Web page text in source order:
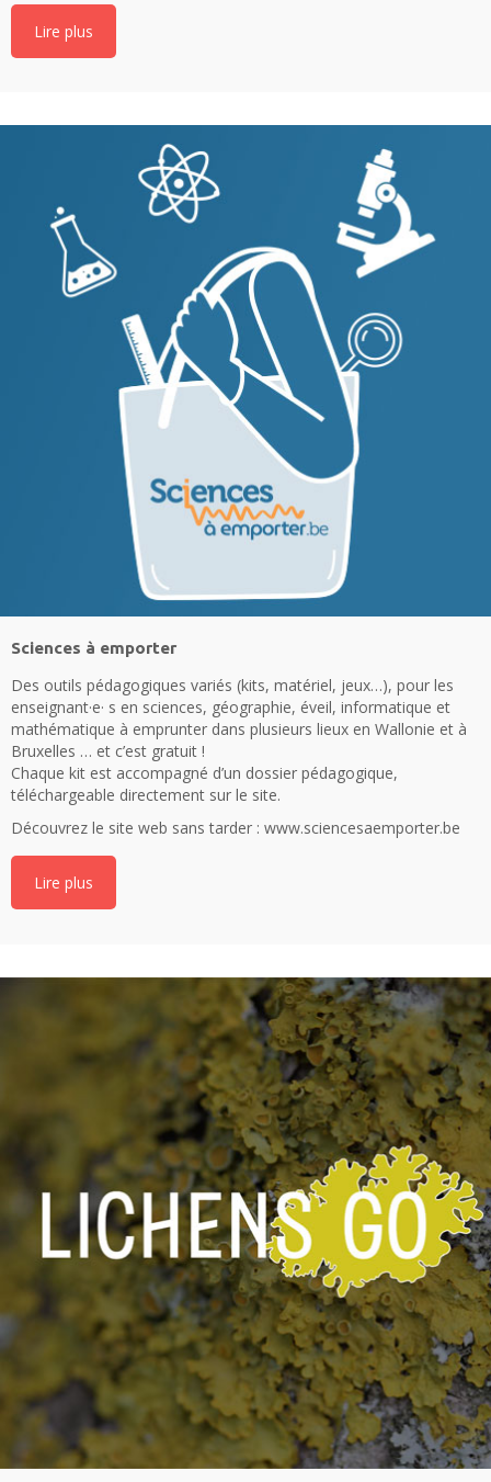
Lire plus
Sciences à emporter
Des outils pédagogiques variés (kits, matériel, jeux…), pour les
enseignant·e· s en sciences, géographie, éveil, informatique et
mathématique à emprunter dans plusieurs lieux en Wallonie et à
Bruxelles … et c’est gratuit !
Chaque kit est accompagné d’un dossier pédagogique,
téléchargeable directement sur le site.
Découvrez le site web sans tarder : www.sciencesaemporter.be
Lire plus